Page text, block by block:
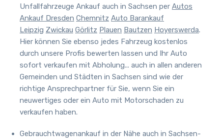
Unfallfahrzeuge Ankauf auch in Sachsen per Autos
Ankauf Dresden Chemnitz Auto Barankauf
Leipzig Zwickau Görlitz Plauen Bautzen Hoyerswerda.
Hier können Sie ebenso jedes Fahrzeug kostenlos
durch unsere Profis bewerten lassen und Ihr Auto
sofort verkaufen mit Abholung... auch in allen anderen
Gemeinden und Städten in Sachsen sind wie der
richtige Ansprechpartner für Sie, wenn Sie ein
neuwertiges oder ein Auto mit Motorschaden zu
verkaufen haben.
Gebrauchtwagenankauf in der Nähe auch in Sachsen-